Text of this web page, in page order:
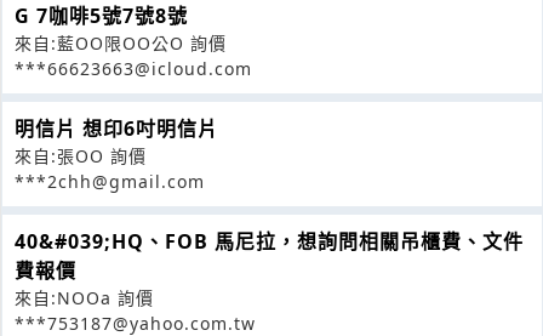
G 7咖啡5號7號8號
來自:藍OO限OO公O 詢價
***66623663@icloud.com
明信片 想印6吋明信片
來自:張OO 詢價
***2chh@gmail.com
40&#039;HQ、FOB 馬尼拉，想詢問相關吊櫃費、文件
費報價
來自:NOOa 詢價
***753187@yahoo.com.tw